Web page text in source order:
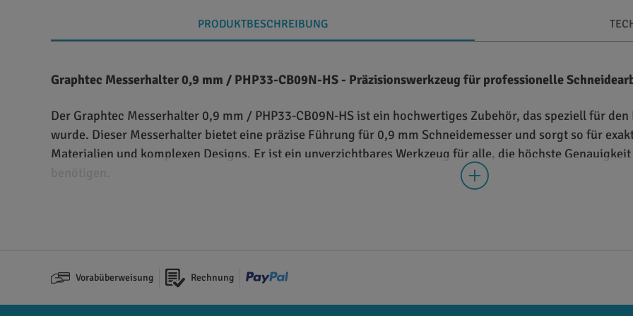
PRODUKTBESCHREIBUNG
Graphtec Messerhalter 0,9 mm / PHP33-CB09N-HS - Präzisionswerkzeug für professionelle
Der Graphtec Messerhalter 0,9 mm / PHP33-CB09N-HS ist ein hochwertiges Zubehör, das speziell für
wurde. Dieser Messerhalter bietet eine präzise Führung für 0,9 mm Schneidemesser und sorgt so für
Materialien und komplexen Designs. Er ist ein unverzichtbares Werkzeug für alle, die höchste
Umgebungen konzipiert ist. Der Messerhalter bietet eine stabile und sichere Halterung für 0,9 mm
Schneidleistung gewährleistet. Er ist kompatibel mit einer Vielzahl von Graphtec Schneideplottern und
präzise Führung des Messers ermöglicht saubere Schnitte, selbst bei dicken oder schwer zu
Vorabüberweisung Rechnung